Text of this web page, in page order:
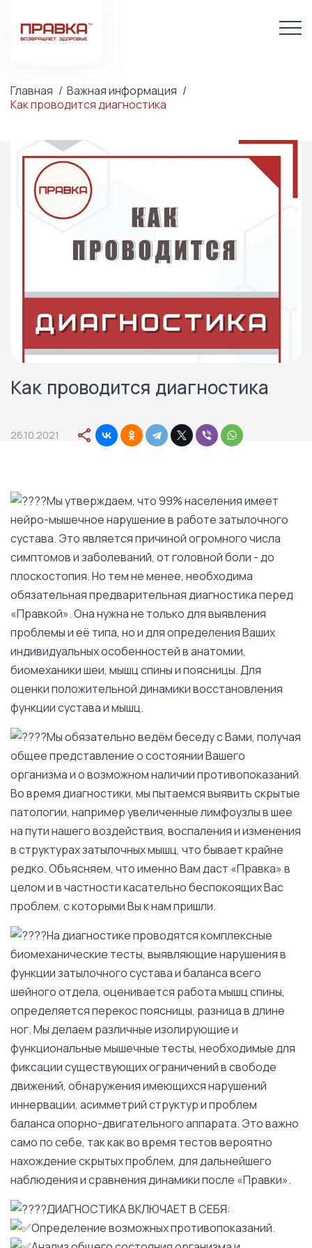
Главная
Важная информация
Как проводится диагностика
Как проводится диагностика
26.10.2021
Мы утверждаем, что 99% населения имеет
нейро-мышечное нарушение в работе затылочного
сустава. Это является причиной огромного числа
симптомов и заболеваний, от головной боли - до
плоскостопия. Но тем не менее, необходима
обязательная предварительная диагностика перед
«Правкой». Она нужна не только для выявления
проблемы и её типа, но и для определения Ваших
индивидуальных особенностей в анатомии,
биомеханики шеи, мышц спины и поясницы. Для
оценки положительной динамики восстановления
функции сустава и мышц.
Мы обязательно ведём беседу с Вами, получая
общее представление о состоянии Вашего
организма и о возможном наличии противопоказаний.
Во время диагностики, мы пытаемся выявить скрытые
патологии, например увеличенные лимфоузлы в шее
на пути нашего воздействия, воспаления и изменения
в структурах затылочных мышц, что бывает крайне
редко. Объясняем, что именно Вам даст «Правка» в
целом и в частности касательно беспокоящих Вас
проблем, с которыми Вы к нам пришли.
На диагностике проводятся комплексные
биомеханические тесты, выявляющие нарушения в
функции затылочного сустава и баланса всего
шейного отдела, оценивается работа мышц спины,
определяется перекос поясницы, разница в длине
ног. Мы делаем различные изолирующие и
функциональные мышечные тесты, необходимые для
фиксации существующих ограничений в свободе
движений, обнаружения имеющихся нарушений
иннервации, асимметрий структур и проблем
баланса опорно-двигательного аппарата. Это важно
само по себе, так как во время тестов вероятно
нахождение скрытых проблем, для дальнейшего
наблюдения и сравнения динамики после «Правки».
ДИАГНОСТИКА ВКЛЮЧАЕТ В СЕБЯ:
Определение возможных противопоказаний.